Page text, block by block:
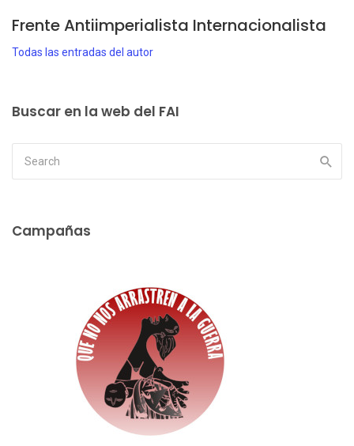
Frente Antiimperialista Internacionalista
Todas las entradas del autor
Buscar en la web del FAI
Campañas